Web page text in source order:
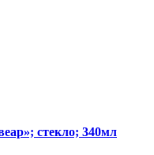
стекло; 340мл